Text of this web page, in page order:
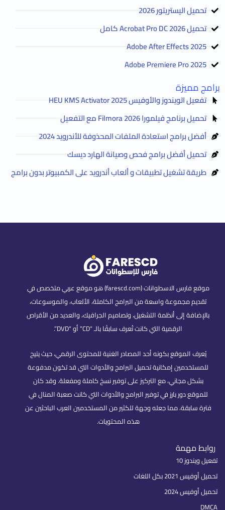
تحميل اليستريتور 2026
تحميل Acrobat Pro DC 2026 كامل
Adobe After Effects 2025
Adobe Premiere Pro 2025
برامج مميزة
تفعيل الويندوز والأوفيس HEU KMS Activator 2025
تحميل برنامج فيلمورا Filmora 2026 مع التفعيل
أفضل برامج استعادة الملفات المحذوفة للأندرويد 2024
تحميل أفضل برامج فحص وصيانة الهارد ديسك
طريقة تشغيل تطبيقات و ألعاب أندرويد على الكمبيوتر بدون برامج
موقع فارس الاسطوانات (farescd.com) هو موقع عربي متخصص في
تقديم مجموعة واسعة من البرامج الكاملة، الألعاب، والموسوعات،
بالإضافة إلى أنظمة التشغيل، وتصاميم الجرافيك، والعديد من الأقراص
الرقمية التي كانت تُعرف سابقًا بالـ “CD” أو “DVD”.
يُعرف الموقع بكونه أحد المصادر الغنية للمحتوى الرقمي، حيث يتيح
للمستخدمين إمكانية تحميل البرامج والأدوات التي قد تكون مدفوعة
بشكل مجاني، مع التركيز على توفير نسخ كاملة ومفعلة. وقد كان
للموقع دور بارز في توفير البرامج والأدوات التي كانت صعبة المنال في
فترة سابقة، مما جعله وجهة للكثير من المستخدمين العرب الباحثين عن
هذه المحتويات.
روابط مهمة
تفعيل ويندوز 10
تحميل أوفيس 2021 بكل اللغات
تحميل أوفيس 2024
DMCA